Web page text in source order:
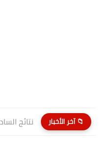
📁 آخر الأخبار